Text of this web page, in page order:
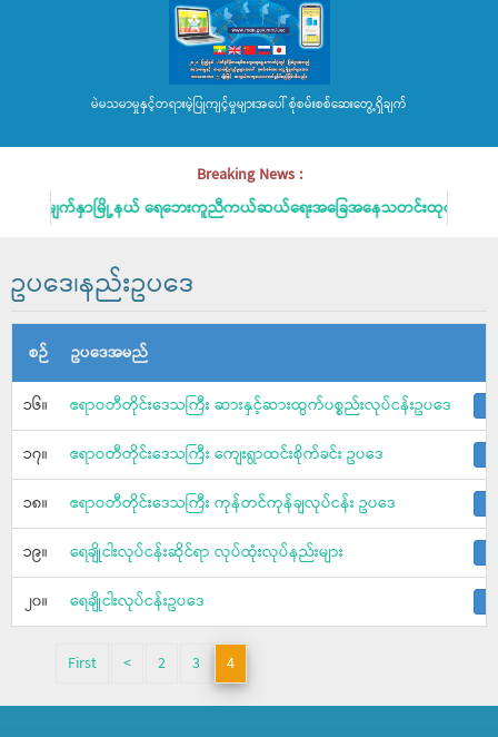
မဲမသမာမှုနှင့်တရားမဲ့ပြုကျင့်မှုများအပေါ် စုံစမ်းစစ်ဆေးတွေ့ရှိချက်
Breaking News :
ေးမျက်နှာမြို့နယ် ရေဘေးကူညီကယ်ဆယ်ရေးအခြေအနေသတင်းထုတ်ပြန်ခြင်း
ဥပဒေ၊နည်းဥပဒေ
စဉ် ဥပဒေအမည်
၁၆။
ဧရာဝတီတိုင်းဒေသကြီး ဆားနှင့်ဆားထွက်ပစ္စည်းလုပ်ငန်းဥပဒေ
၁၇။
ဧရာဝတီတိုင်းဒေသကြီး ကျေးရွာထင်းစိုက်ခင်း ဥပဒေ
၁၈။
ဧရာဝတီတိုင်းဒေသကြီး ကုန်တင်ကုန်ချလုပ်ငန်း ဥပဒေ
၁၉။
ရေချိုငါးလုပ်ငန်းဆိုင်ရာ လုပ်ထုံးလုပ်နည်းများ
၂၀။
ရေချိုငါးလုပ်ငန်းဥပဒေ
First < 2 3 4